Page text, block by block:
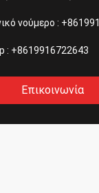
νούμερο :
: +8619916722643
Επικοινωνία